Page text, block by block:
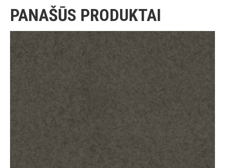
PANAŠŪS PRODUKTAI